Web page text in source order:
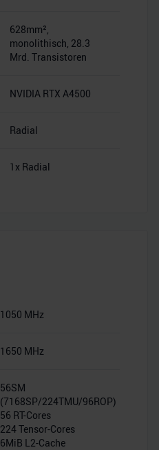
628mm²,
monolithisch, 28.3
Mrd. Transistoren
NVIDIA RTX A4500
Radial
1x Radial
1050 MHz
1650 MHz
56SM
(7168SP/224TMU/96ROP)
56 RT-Cores
224 Tensor-Cores
6MiB L2-Cache